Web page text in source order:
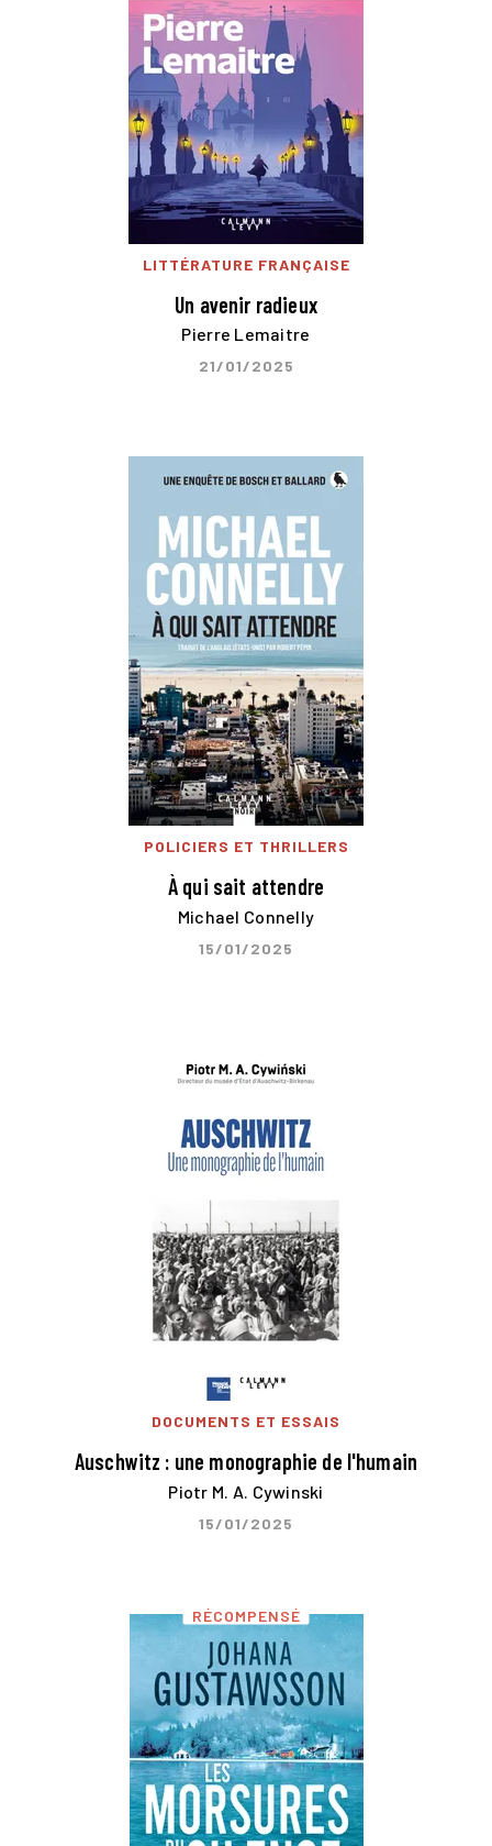
LITTÉRATURE FRANÇAISE
Un avenir radieux
Pierre Lemaitre
21/01/2025
POLICIERS ET THRILLERS
À qui sait attendre
Michael Connelly
15/01/2025
DOCUMENTS ET ESSAIS
Auschwitz : une monographie de l'humain
Piotr M. A. Cywinski
15/01/2025
RÉCOMPENSÉ